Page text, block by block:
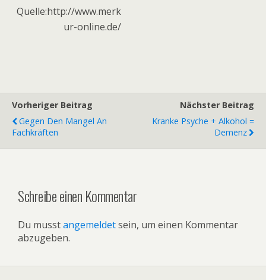
Quelle:http://www.merk
ur-online.de/
Vorheriger Beitrag
Gegen Den Mangel An
Fachkräften
Nächster Beitrag
Kranke Psyche + Alkohol =
Demenz
Schreibe einen Kommentar
Du musstangemeldetsein, um einen Kommentar
abzugeben.